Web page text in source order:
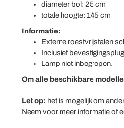
diameter bol: 25 cm
totale hoogte: 145 cm
Informatie:
Externe roestvrijstalen
Inclusief
Lamp niet inbegrepen.
Om alle beschikbare
Let op: het is mogelijk om
Neem voor meer informatie of